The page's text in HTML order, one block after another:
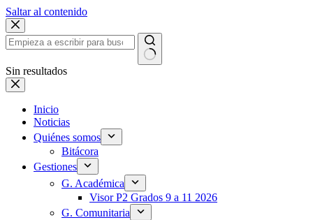
Saltar al contenido
Sin resultados
Inicio
Noticias
Quiénes somos
Bitácora
Gestiones
G. Académica
Visor P2 Grados 9 a 11 2026
G. Comunitaria